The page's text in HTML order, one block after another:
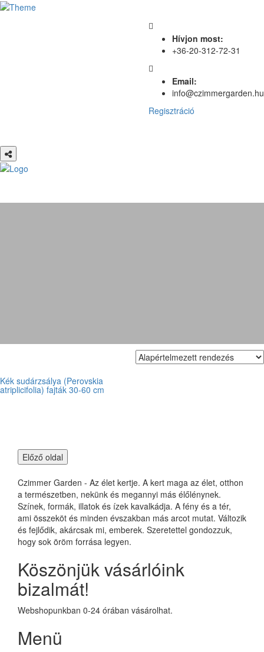
Hívjon most:
+36-20-312-72-31
Email:
info@czimmergarden.hu
Regisztráció
Kék sudárzsálya (Perovskia
atriplicifolia) fajták 30-60 cm
Czimmer Garden - Az élet kertje. A kert maga az élet, otthon
a természetben, nekünk és megannyi más élőlénynek.
Színek, formák, illatok és ízek kavalkádja. A fény és a tér,
ami összeköt és minden évszakban más arcot mutat. Változik
és fejlődik, akárcsak mi, emberek. Szeretettel gondozzuk,
hogy sok öröm forrása legyen.
Köszönjük vásárlóink
bizalmát!
Webshopunkban 0-24 órában vásárolhat.
Menü